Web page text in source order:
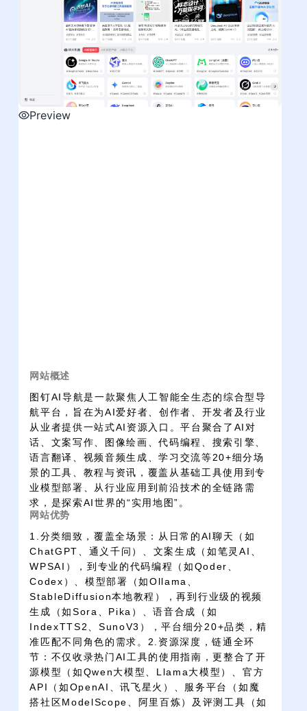
网站概述
图钉AI导航是一款聚焦人工智能全生态的综合型导
航平台，旨在为AI爱好者、创作者、开发者及行业
从业者提供一站式AI资源入口。平台聚合了AI对
话、文案写作、图像绘画、代码编程、搜索引擎、
语言翻译、视频音频生成、学习交流等20+细分场
景的工具、教程与资讯，覆盖从基础工具使用到专
业模型部署、从行业应用到前沿技术的全链路需
求，是探索AI世界的“实用地图”。
网站优势
1.分类细致，覆盖全场景：从日常的AI聊天（如
ChatGPT、通义千问）、文案生成（如笔灵AI、
WPSAI），到专业的代码编程（如Qoder、
Codex）、模型部署（如Ollama、
StableDiffusion本地教程），再到行业级的视频
生成（如Sora、Pika）、语音合成（如
IndexTTS2、SunoV3），平台细分20+品类，精
准匹配不同角色的需求。2.资源深度，链通全环
节：不仅收录热门AI工具的使用指南，更整合了开
源模型（如Qwen大模型、Llama大模型）、官方
API（如OpenAI、讯飞星火）、服务平台（如魔
搭社区ModelScope、阿里百炼）及评测工具（如
Preview